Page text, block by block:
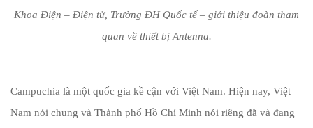
Khoa Điện – Điện tử, Trường ĐH Quốc tế – giới thiệu đoàn tham
quan về thiết bị Antenna.
Campuchia là một quốc gia kề cận với Việt Nam. Hiện nay, Việt
Nam nói chung và Thành phố Hồ Chí Minh nói riêng đã và đang